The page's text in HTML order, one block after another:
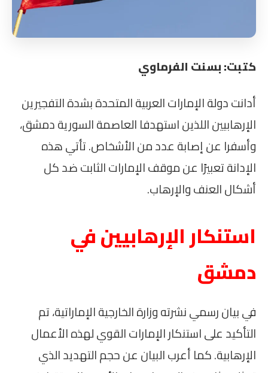
كتبت: بسنت الفرماوي
أدانت دولة الإمارات العربية المتحدة بشدة التفجيرين
الإرهابيين اللذين استهدفا العاصمة السورية دمشق،
وأسفرا عن إصابة عدد من الأشخاص. تأتي هذه
الإدانة تعبيرًا عن موقف الإمارات الثابت ضد كل
أشكال العنف والإرهاب.
استنكار الإرهابيين في
دمشق
في بيان رسمي نشرته وزارة الخارجية الإماراتية، تم
التأكيد على استنكار الإمارات القوي لهذه الأعمال
الإرهابية. كما أعرب البيان عن حجم التهديد الذي